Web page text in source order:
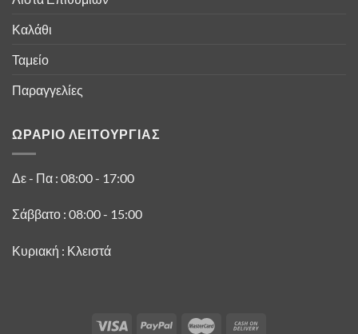
Καλάθι
Ταμείο
Παραγγελίες
ΩΡΑΡΙΟ ΛΕΙΤΟΥΡΓΙΑΣ
Δε - Πα : 08:00 - 17:00
Σάββατο : 08:00 - 15:00
Κυριακή : Κλειστά